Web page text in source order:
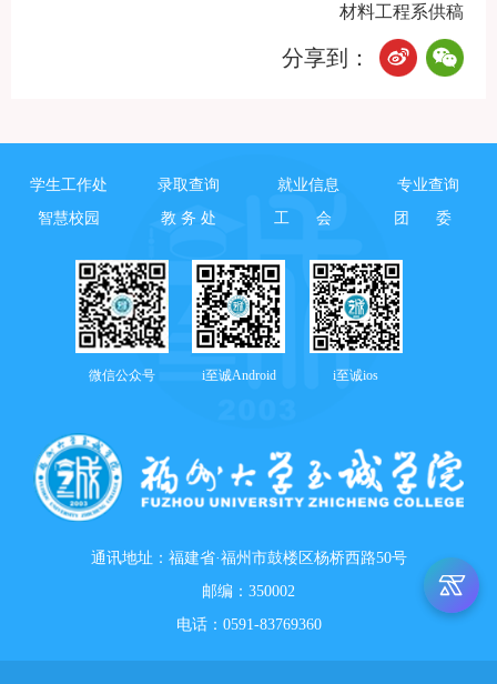
材料工程系供稿
分享到：
学生工作处 录取查询 就业信息
专业查询
智慧校园
教 务 处 工 会 团 委
微信公众号 i至诚Android i至诚ios
通讯地址：福建省·福州市鼓楼区杨桥西路50号
邮编：350002
电话：0591-83769360